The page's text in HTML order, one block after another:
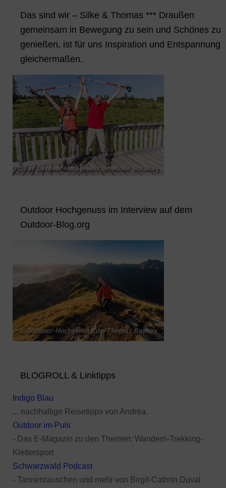
Das sind wir – Silke & Thomas *** Draußen
gemeinsam in Bewegung zu sein und Schönes zu
genießen, ist für uns Inspiration und Entspannung
gleichermaßen.
Outdoor Hochgenuss im Interview auf dem
Outdoor-Blog.org
BLOGROLL & Linktipps
Indigo Blau
... nachhaltige Reisetipps von Andrea.
Outdoor im-Puls
- Das E-Magazin zu den Themen: Wandern-Trekking-
Klettersport
Schwarzwald Podcast
- Tannenrauschen und mehr von Birgit-Cathrin Duval